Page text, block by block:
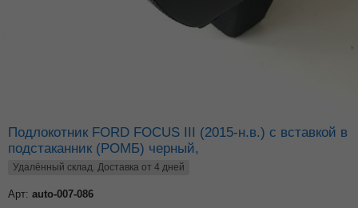
Подлокотник FORD FOCUS III (2015-н.в.) с вставкой в
подстаканник (РОМБ) черный,
Удалённый склад. Доставка от 4 дней
Арт: auto-007-086